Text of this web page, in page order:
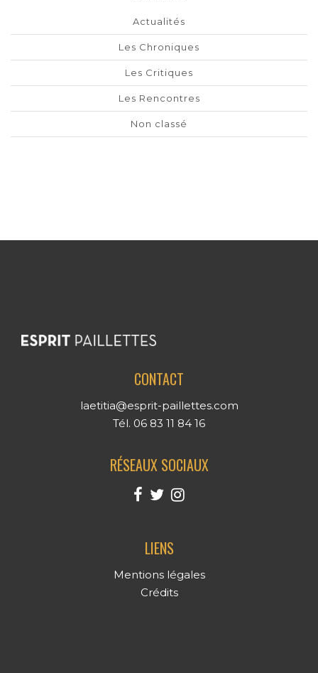
Actualités
Les Chroniques
Les Critiques
Les Rencontres
Non classé
CONTACT
laetitia@esprit-paillettes.com
Tél. 06 83 11 84 16
RÉSEAUX SOCIAUX
LIENS
Mentions légales
Crédits